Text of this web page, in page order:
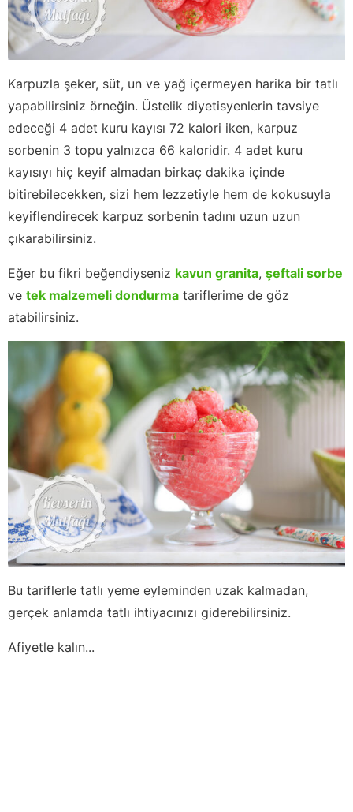
Karpuzla şeker, süt, un ve yağ içermeyen harika bir tatlı
yapabilirsiniz örneğin. Üstelik diyetisyenlerin tavsiye
edeceği 4 adet kuru kayısı 72 kalori iken, karpuz
sorbenin 3 topu yalnızca 66 kaloridir. 4 adet kuru
kayısıyı hiç keyif almadan birkaç dakika içinde
bitirebilecekken, sizi hem lezzetiyle hem de kokusuyla
keyiflendirecek karpuz sorbenin tadını uzun uzun
çıkarabilirsiniz.
Eğer bu fikri beğendiyseniz kavun granita, şeftali sorbe
ve tek malzemeli dondurma tariflerime de göz
atabilirsiniz.
Bu tariflerle tatlı yeme eyleminden uzak kalmadan,
gerçek anlamda tatlı ihtiyacınızı giderebilirsiniz.
Afiyetle kalın...